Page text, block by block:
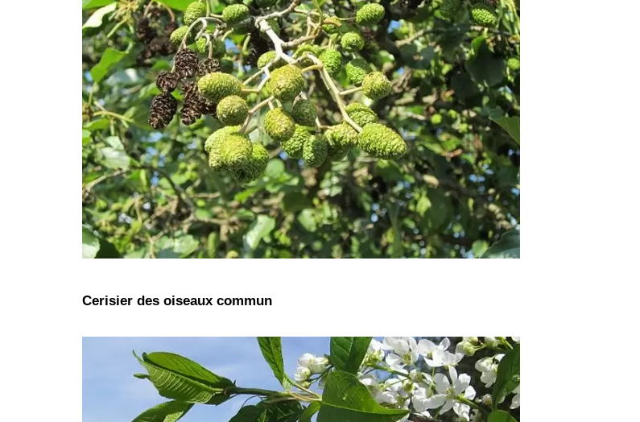
Cerisier des oiseaux commun